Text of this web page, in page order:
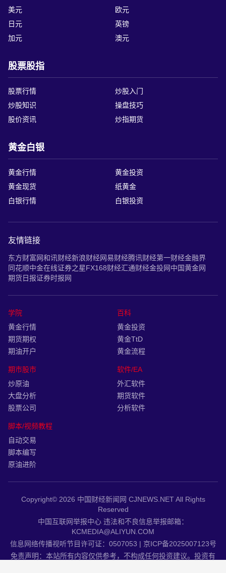
美元
欧元
日元
英镑
加元
澳元
股票股指
股票行情
炒股入门
炒股知识
操盘技巧
股价资讯
炒指期货
黄金白银
黄金行情
黄金投资
黄金现货
纸黄金
白银行情
白银投资
友情链接
东方财富网和讯财经新浪财经网易财经腾讯财经第一财经金融界
同花顺中金在线证券之星FX168财经汇通财经金投网中国黄金网
期货日报证券时报网
学院
黄金行情
期货期权
期油开户
百科
黄金投资
黄金TtD
黄金流程
期市股市
炒原油
大盘分析
股票公司
软件/EA
外汇软件
期货软件
分析软件
脚本/视频教程
自动交易
脚本编写
原油进阶
Copyright© 2026 中国财经新闻网 CJNEWS.NET All Rights
Reserved
中国互联网举报中心 违法和不良信息举报邮箱：
KCMEDIA@ALIYUN.COM
信息网络传播视听节目许可证：0507053 | 京ICP备2025007123号
免责声明：本站所有内容仅供参考，不构成任何投资建议。投资有